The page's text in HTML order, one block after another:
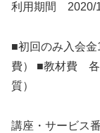
利用期間 2020/
■初回のみ入会
費） ■教材費 各
質）
講座・サービス